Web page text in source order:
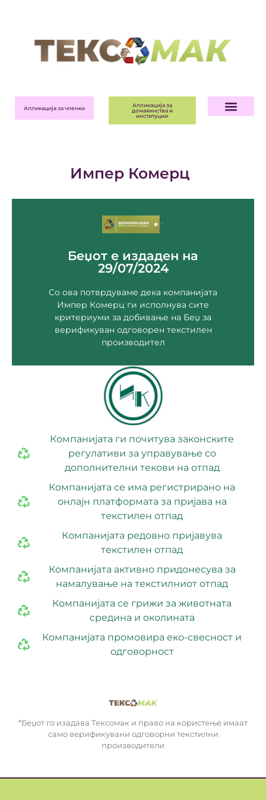
Апликација за членки
Апликација за
домаќинства и
институции
Импер Комерц
Беџот е издаден на
29/07/2024
Со ова потврдуваме дека компанијата
Импер Комерц ги исполнува сите
критериуми за добивање на Беџ за
верификуван одговорен текстилен
производител
Импер Комерц ДООЕЛ
Скопје
Бул. Трета македонска бригада бр. 10,
imperkomerc@t.mk
За компанијата ->
Компанијата ги почитува законските
регулативи за управување со
дополнителни текови на отпад
Компанијата се има регистрирано на
онлајн платформата за пријава на
текстилен отпад
Компанијата редовно пријавува
текстилен отпад
Компанијата активно придонесува за
намалување на текстилниот отпад
Компанијата се грижи за животната
средина и околината
Компанијата промовира еко-свесност и
одговорност
*Беџот го изадава Тексомак и право на користење имаат
само верификувани одговорни текстилни
производители